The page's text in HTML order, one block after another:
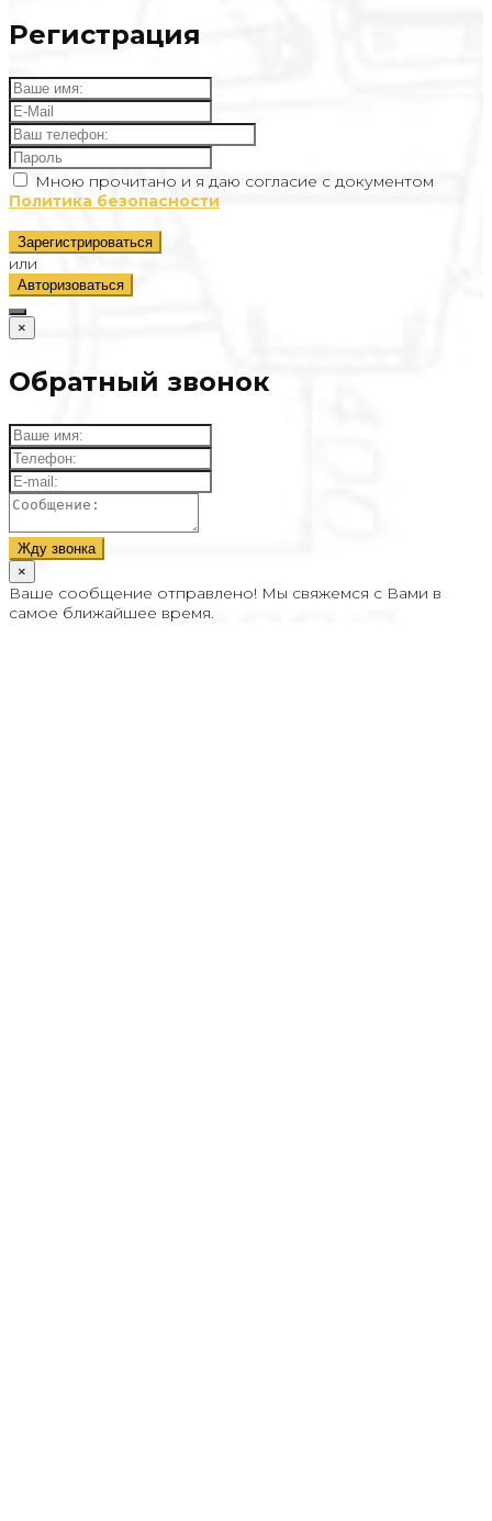
Регистрация
Мною прочитано и я даю согласие с документом
Политика безопасности
Зарегистрироваться
или
Авторизоваться
×
Обратный звонок
Жду звонка
×
Ваше сообщение отправлено! Мы свяжемся с Вами в
самое ближайшее время.